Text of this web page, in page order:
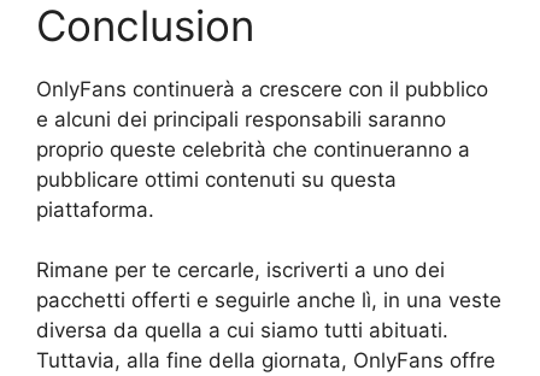
Conclusion
OnlyFans continuerà a crescere con il pubblico
e alcuni dei principali responsabili saranno
proprio queste celebrità che continueranno a
pubblicare ottimi contenuti su questa
piattaforma.
Rimane per te cercarle, iscriverti a uno dei
pacchetti offerti e seguirle anche lì, in una veste
diversa da quella a cui siamo tutti abituati.
Tuttavia, alla fine della giornata, OnlyFans offre